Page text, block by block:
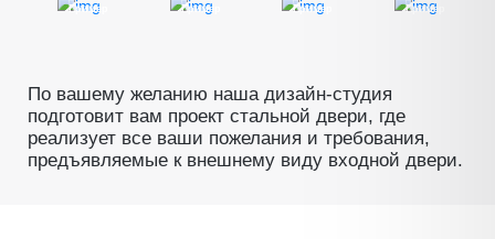
Пример Пример Пример Пример
По вашему желанию наша дизайн-студия
подготовит вам проект стальной двери, где
реализует все ваши пожелания и требования,
предъявляемые к внешнему виду входной двери.